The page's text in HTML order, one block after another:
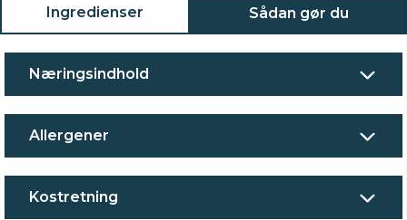
Ingredienser Sådan gør du
Næringsindhold
Allergener
Kostretning